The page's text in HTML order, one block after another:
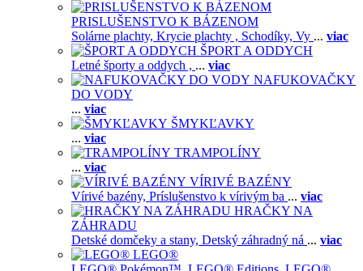
PRISLUŠENSTVO K BÁZENOM
Solárne plachty, Krycie plachty , Schodíky, Vy ... viac
ŠPORT A ODDYCH
Letné športy a oddych , ... viac
NAFUKOVAČKY
DO VODY
... viac
ŠMYKĽAVKY
... viac
TRAMPOLÍNY
... viac
VÍRIVÉ BAZÉNY
Vírivé bazény, Príslušenstvo k vírivým ba ... viac
HRAČKY NA
ZÁHRADU
Detské domčeky a stany, Detský záhradný ná ... viac
LEGO®